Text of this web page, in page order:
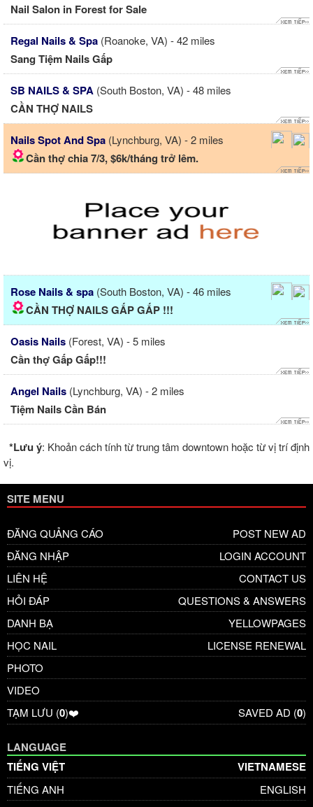
Nail Salon in Forest for Sale
Regal Nails & Spa (Roanoke, VA) - 42 miles
Sang Tiệm Nails Gấp
SB NAILS & SPA (South Boston, VA) - 48 miles
CẦN THỢ NAILS
Nails Spot And Spa (Lynchburg, VA) - 2 miles
Cần thợ chia 7/3, $6k/tháng trở lêm.
Rose Nails & spa (South Boston, VA) - 46 miles
CẦN THỢ NAILS GẤP GẤP !!!
Oasis Nails (Forest, VA) - 5 miles
Cần thợ Gấp Gấp!!!
Angel Nails (Lynchburg, VA) - 2 miles
Tiệm Nails Cần Bán
*Lưu ý: Khoản cách tính từ trung tâm downtown hoặc từ vị trí định
vị.
SITE MENU
ĐĂNG QUẢNG CÁO
POST NEW AD
ĐĂNG NHẬP
LOGIN ACCOUNT
LIÊN HỆ
CONTACT US
HỎI ĐÁP
QUESTIONS & ANSWERS
DANH BẠ
YELLOWPAGES
HỌC NAIL
LICENSE RENEWAL
PHOTO
VIDEO
TẠM LƯU (0)❤️ SAVED AD (0)
LANGUAGE
TIẾNG VIỆT
VIETNAMESE
TIẾNG ANH ENGLISH